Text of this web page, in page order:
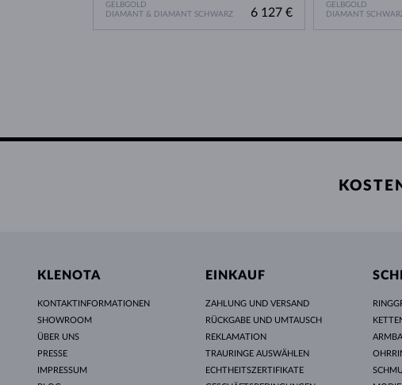
GELBGOLD
DIAMANT & DIAMANT SCHWARZ
6 127 €
GELBGOLD
DIAMANT
KLENOTA
KONTAKTINFORMATIONEN
SHOWROOM
ÜBER UNS
PRESSE
IMPRESSUM
EINKAUF
ZAHLUNG UND VERSAND
RÜCKGABE UND UMTAUSCH
REKLAMATION
TRAURINGE AUSWÄHLEN
ECHTHEITSZERTIFIKATE